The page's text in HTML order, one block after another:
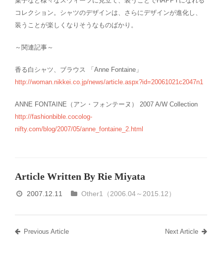
コレクション。シャツのデザインは、さらにデザインが進化し、
装うことが楽しくなりそうなものばかり。
～関連記事～
香る白シャツ、ブラウス 「Anne Fontaine」
http://woman.nikkei.co.jp/news/article.aspx?id=20061021c2047n1
ANNE FONTAINE（アン・フォンテーヌ） 2007 A/W Collection
http://fashionbible.cocolog-
nifty.com/blog/2007/05/anne_fontaine_2.html
Article Written By Rie Miyata
2007.12.11 Other1（2006.04～2015.12）
Previous Article Next Article